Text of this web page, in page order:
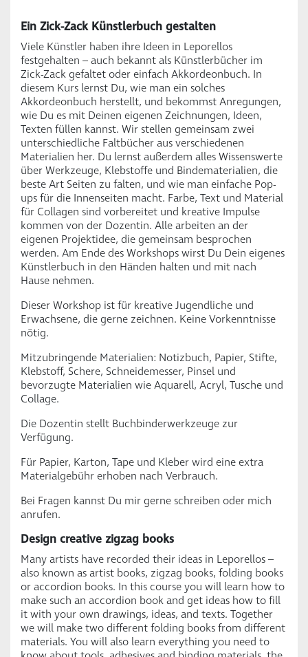
Ein Zick-Zack Künstlerbuch gestalten
Viele Künstler haben ihre Ideen in Leporellos
festgehalten – auch bekannt als Künstlerbücher im
Zick-Zack gefaltet oder einfach Akkordeonbuch. In
diesem Kurs lernst Du, wie man ein solches
Akkordeonbuch herstellt, und bekommst Anregungen,
wie Du es mit Deinen eigenen Zeichnungen, Ideen,
Texten füllen kannst. Wir stellen gemeinsam zwei
unterschiedliche Faltbücher aus verschiedenen
Materialien her. Du lernst außerdem alles Wissenswerte
über Werkzeuge, Klebstoffe und Bindematerialien, die
beste Art Seiten zu falten, und wie man einfache Pop-
ups für die Innenseiten macht. Farbe, Text und Material
für Collagen sind vorbereitet und kreative Impulse
kommen von der Dozentin. Alle arbeiten an der
eigenen Projektidee, die gemeinsam besprochen
werden. Am Ende des Workshops wirst Du Dein eigenes
Künstlerbuch in den Händen halten und mit nach
Hause nehmen.
Dieser Workshop ist für kreative Jugendliche und
Erwachsene, die gerne zeichnen. Keine Vorkenntnisse
nötig.
Mitzubringende Materialien: Notizbuch, Papier, Stifte,
Klebstoff, Schere, Schneidemesser, Pinsel und
bevorzugte Materialien wie Aquarell, Acryl, Tusche und
Collage.
Die Dozentin stellt Buchbinderwerkzeuge zur
Verfügung.
Für Papier, Karton, Tape und Kleber wird eine extra
Materialgebühr erhoben nach Verbrauch.
Bei Fragen kannst Du mir gerne schreiben oder mich
anrufen.
Design creative zigzag books
Many artists have recorded their ideas in Leporellos –
also known as artist books, zigzag books, folding books
or accordion books. In this course you will learn how to
make such an accordion book and get ideas how to fill
it with your own drawings, ideas, and texts. Together
we will make two different folding books from different
materials. You will also learn everything you need to